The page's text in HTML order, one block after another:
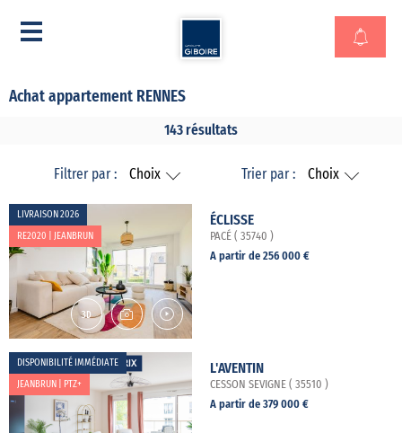
Achat appartement RENNES
143 résultats
Filtrer par : Choix Trier par : Choix
LIVRAISON 2026
RE2020 | JEANBRUN
ÉCLISSE
PACÉ ( 35740 )
A partir de 256 000 €
DISPONIBILITÉ IMMÉDIATE
JEANBRUN | PTZ+
L'AVENTIN
CESSON SEVIGNE ( 35510 )
A partir de 379 000 €